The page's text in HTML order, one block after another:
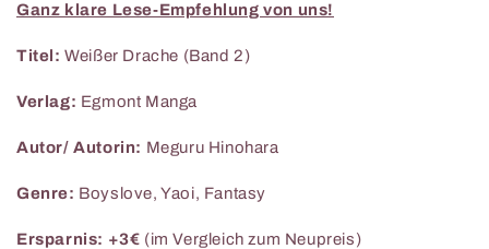
Ganz klare Lese-Empfehlung von uns!
Titel: Weißer Drache (Band 2)
Verlag: Egmont Manga
Autor/ Autorin: Meguru Hinohara
Genre: Boyslove, Yaoi, Fantasy
Ersparnis: +3€ (im Vergleich zum Neupreis)